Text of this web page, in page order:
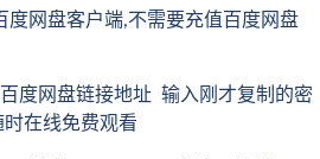
网盘客户端,不需要充值百度网盘
度网盘链接地址 输入刚才复制的密
在线免费观看